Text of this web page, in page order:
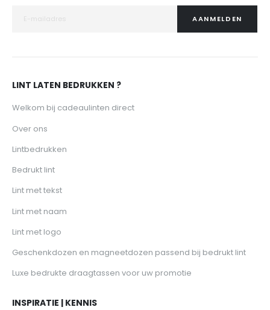
AANMELDEN
LINT LATEN BEDRUKKEN ?
Welkom bij cadeaulinten direct
Over ons
Lintbedrukken
Bedrukt lint
Lint met tekst
Lint met naam
Lint met logo
Geschenkdozen en magneetdozen passend bij bedrukt lint
Luxe bedrukte draagtassen voor uw promotie
INSPIRATIE | KENNIS